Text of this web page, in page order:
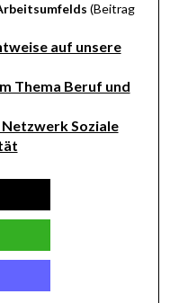
(Beitrag
auf unsere
Thema Beruf und
Soziale